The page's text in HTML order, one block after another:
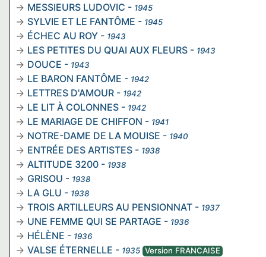
MESSIEURS LUDOVIC - 1945
SYLVIE ET LE FANTÔME - 1945
ÉCHEC AU ROY - 1943
LES PETITES DU QUAI AUX FLEURS - 1943
DOUCE - 1943
LE BARON FANTÔME - 1942
LETTRES D'AMOUR - 1942
LE LIT À COLONNES - 1942
LE MARIAGE DE CHIFFON - 1941
NOTRE-DAME DE LA MOUISE - 1940
ENTRÉE DES ARTISTES - 1938
ALTITUDE 3200 - 1938
GRISOU - 1938
LA GLU - 1938
TROIS ARTILLEURS AU PENSIONNAT - 1937
UNE FEMME QUI SE PARTAGE - 1936
HÉLÈNE - 1936
VALSE ÉTERNELLE - 1935 Version FRANCAISE